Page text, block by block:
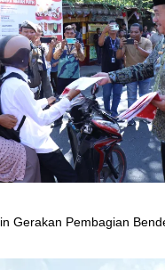
Gerakan Pembagian